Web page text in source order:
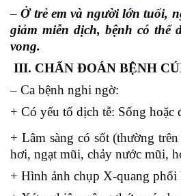
– Ở trẻ em và người lớn tuổi,
giảm miễn dịch, bệnh có thể
vong.
III. CHẨN ĐOÁN BỆNH
– Ca bệnh nghi ngờ:
+ Có yếu tố dịch tễ: Sống
+ Lâm sàng có sốt (thường
hơi, ngạt mũi, chảy nước mũi,
+ Hình ảnh chụp X-quang